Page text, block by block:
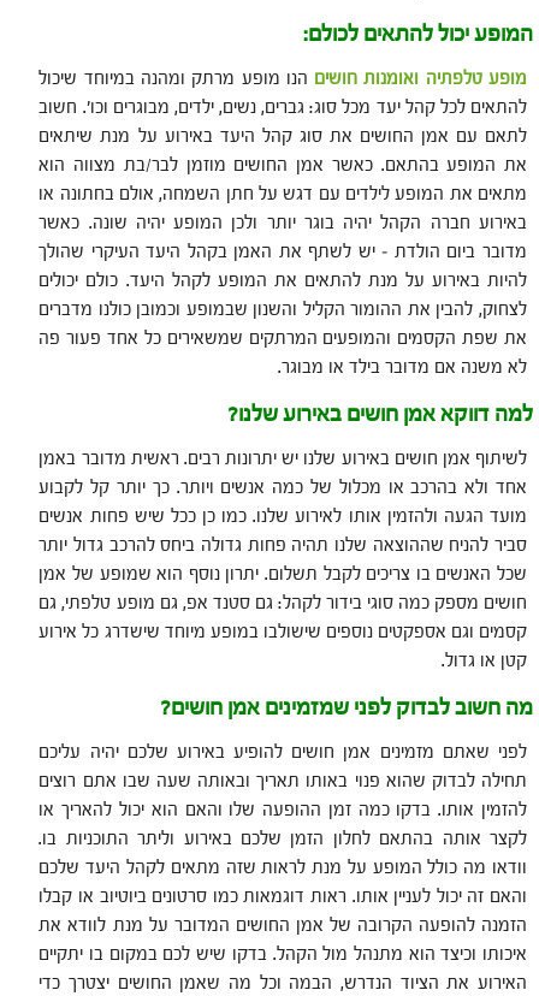
המופע יכול להתאים לכולם:
מופע טלפתיה ואומנות חושים הנו מופע מרתק ומהנה במיוחד שיכול
להתאים לכל קהל יעד מכל סוג: גברים, נשים, ילדים, מבוגרים וכו'. חשוב
לתאם עם אמן החושים את סוג קהל היעד באירוע על מנת שיתאים
את המופע בהתאם. כאשר אמן החושים מוזמן לבר/בת מצווה הוא
מתאים את המופע לילדים עם דגש על חתן השמחה, אולם בחתונה או
באירוע חברה הקהל יהיה בוגר יותר ולכן המופע יהיה שונה. כאשר
מדובר ביום הולדת – יש לשתף את האמן בקהל היעד העיקרי שהולך
להיות באירוע על מנת להתאים את המופע לקהל היעד. כולם יכולים
לצחוק, להבין את ההומור הקליל והשנון שבמופע וכמובן כולנו מדברים
את שפת הקסמים והמופעים המרתקים שמשאירים כל אחד פעור פה
לא משנה אם מדובר בילד או מבוגר.
למה דווקא אמן חושים באירוע שלנו?
לשיתוף אמן חושים באירוע שלנו יש יתרונות רבים. ראשית מדובר באמן
אחד ולא בהרכב או מכלול של כמה אנשים ויותר. כך יותר קל לקבוע
מועד הגעה ולהזמין אותו לאירוע שלנו. כמו כן ככל שיש פחות אנשים
סביר להניח שההוצאה שלנו תהיה פחות גדולה ביחס להרכב גדול יותר
שכל האנשים בו צריכים לקבל תשלום. יתרון נוסף הוא שמופע של אמן
חושים מספק כמה סוגי בידור לקהל: גם סטנד אפ, גם מופע טלפתי, גם
קסמים וגם אספקטים נוספים שישולבו במופע מיוחד שישדרג כל אירוע
קטן או גדול.
מה חשוב לבדוק לפני שמזמינים אמן חושים?
לפני שאתם מזמינים אמן חושים להופיע באירוע שלכם יהיה עליכם
תחילה לבדוק שהוא פנוי באותו תאריך ובאותה שעה שבו אתם רוצים
להזמין אותו. בדקו כמה זמן ההופעה שלו והאם הוא יכול להאריך או
לקצר אותה בהתאם לחלון הזמן שלכם באירוע וליתר התוכניות בו.
וודאו מה כולל המופע על מנת לראות שזה מתאים לקהל היעד שלכם
והאם זה יכול לעניין אותו. ראות דוגמאות כמו סרטונים ביוטיוב או קבלו
הזמנה להופעה הקרובה של אמן החושים המדובר על מנת לוודא את
איכותו וכיצד הוא מתנהל מול הקהל. בדקו שיש לכם במקום בו יתקיים
האירוע את הציוד הנדרש, הבמה וכל מה שאמן החושים יצטרך כדי